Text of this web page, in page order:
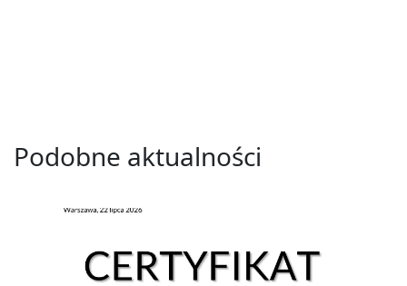
Podobne aktualności